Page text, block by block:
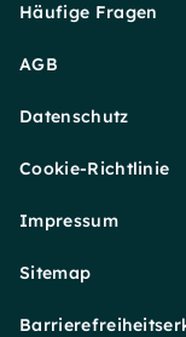
Häufige Fragen
AGB
Datenschutz
Cookie-Richtlinie
Impressum
Sitemap